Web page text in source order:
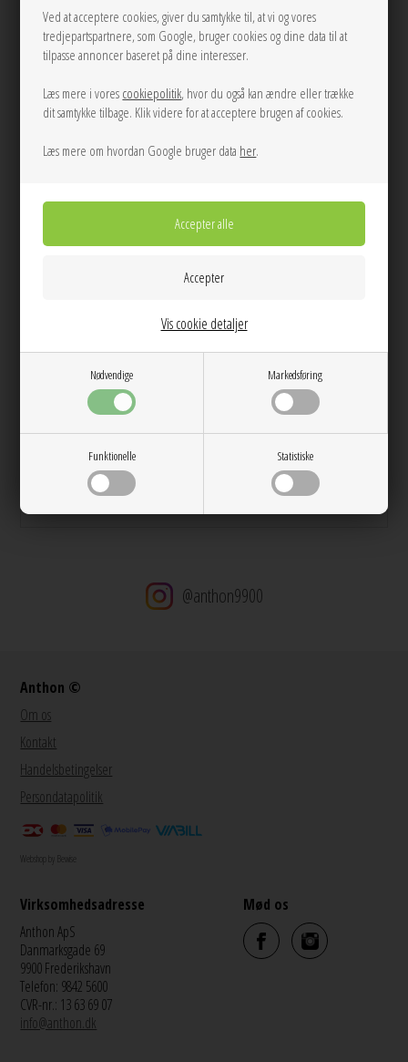
Ved at acceptere cookies, giver du samtykke til, at vi og vores
tredjepartspartnere, som Google, bruger cookies og dine data til at
tilpasse annoncer baseret på dine interesser.
Læs mere i vores cookiepolitik, hvor du også kan ændre eller trække
dit samtykke tilbage. Klik videre for at acceptere brugen af cookies.
Læs mere om hvordan Google bruger data her.
Nødvendige Markedsføring
Funktionelle Statistiske
Vis cookie detaljer
Klassisk blå plisse hårscrunchie fra Pico med hvide dots.
Spørg til varen Levering
Farver: Blue
Dag til dag levering på hverdage
14 dages returret
Stor kundetilfredshed
Gratis ombytning
Gratis fragt v. køb over 600 DKK
@anthon9900
Anthon ©
Om os
Kontakt
Handelsbetingelser
Persondatapolitik
Webshop by Bewise
Virksomhedsadresse
Anthon ApS
Danmarksgade 69
9900 Frederikshavn
Telefon: 9842 5600
CVR-nr.: 13 63 69 07
info@anthon.dk
Mød os